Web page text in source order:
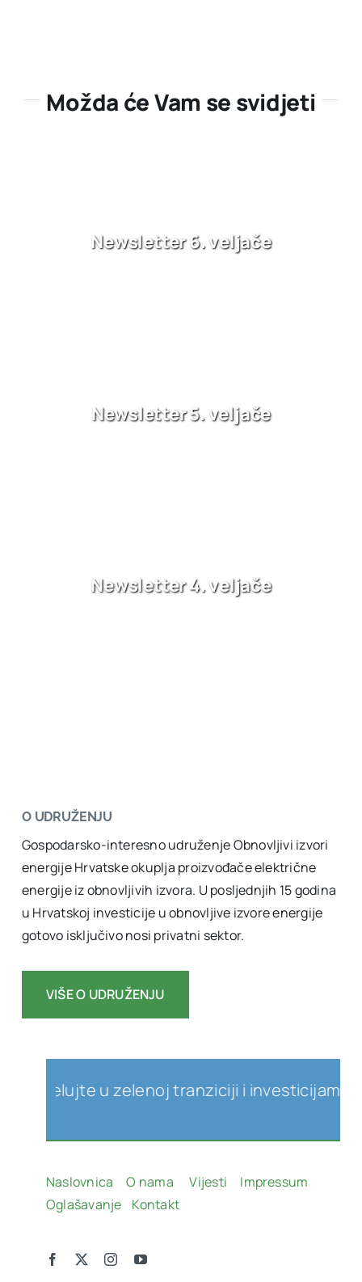
Možda će Vam se svidjeti
Newsletter 6. veljače
Newsletter 5. veljače
Newsletter 4. veljače
O UDRUŽENJU
Gospodarsko-interesno udruženje Obnovljivi izvori
energije Hrvatske okuplja proizvođače električne
energije iz obnovljivih izvora. U posljednjih 15 godina
u Hrvatskoj investicije u obnovljive izvore energije
gotovo isključivo nosi privatni sektor.
VIŠE O UDRUŽENJU
u zelenoj tranziciji i investicijama u
Naslovnica O nama Vijesti
Impressum
Oglašavanje
Kontakt